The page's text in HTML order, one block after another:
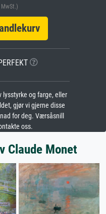
lysstyrke og farge, eller
gjør vi gjerne disse
for deg. Værsåsnill
oss.
Claude Monet